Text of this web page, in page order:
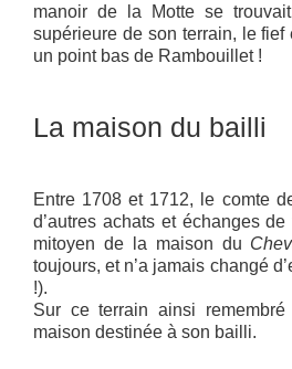
manoir de la Motte se
supérieure de son terrain, le fief
un point bas de Rambouillet !
La maison du bailli
Entre 1708 et 1712, le comte
d’autres achats et échanges
mitoyen de la maison du
toujours, et n’a jamais changé
!).
Sur ce terrain ainsi
maison destinée à son bailli.